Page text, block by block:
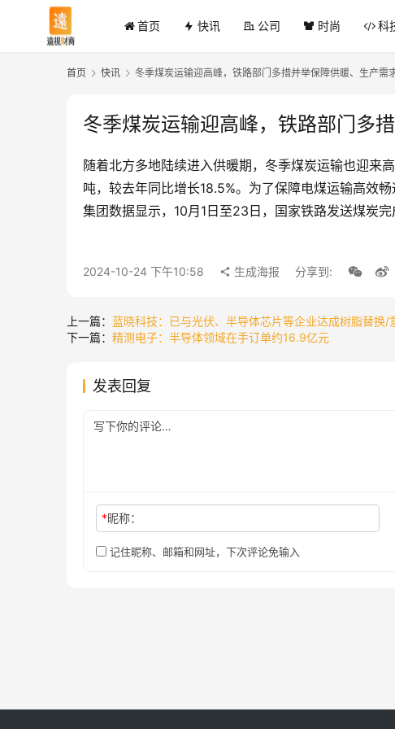
首页 快讯 公司 时尚 科
首页 快讯 冬季煤炭运输迎高峰，铁路部门多措并举保障供暖、生产需
冬季煤炭运输迎高峰，铁路部门多
随着北方多地陆续进入供暖期，冬季煤炭运输也迎来
吨，较去年同比增长18.5%。为了保障电煤运输高效
集团数据显示，10月1日至23日，国家铁路发送煤炭
2024-10-24 下午10:58 生成海报 分享到:
上一篇： 蓝晓科技：已与光伏、半导体芯片等企业达成树脂替换/
下一篇： 精测电子：半导体领域在手订单约16.9亿元
发表回复
*昵称：
记住昵称、邮箱和网址，下次评论免输入